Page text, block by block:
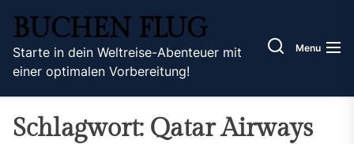
the
content
BUCHEN FLUG
Starte in dein Weltreise-Abenteuer mit
einer optimalen Vorbereitung!
Menu
Schlagwort: Qatar Airways